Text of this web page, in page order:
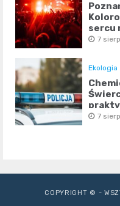
sercu
7
Ekologia
7
COPYRIGHT © -